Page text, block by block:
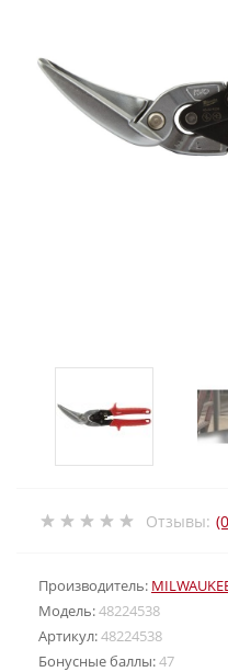
Отзывы:
Производитель:
Модель:48224538
Артикул:48224538
Бонусные баллы:47